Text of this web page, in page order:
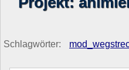
Schlagwörter: